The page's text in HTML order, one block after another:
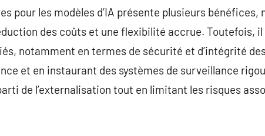
pour les modèles d’IA présente plusieurs
des coûts et une flexibilité accrue. Toutefois,
notamment en termes de sécurité et d’intégrité
et en instaurant des systèmes de surveillance
de l’externalisation tout en limitant les risques